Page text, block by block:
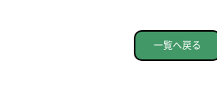
一覧へ戻る